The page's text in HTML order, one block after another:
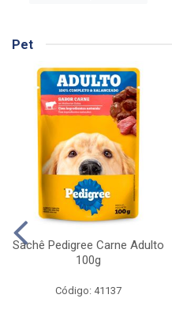
Pet
Sachê Pedigree Carne Adulto
100g
Código: 41137